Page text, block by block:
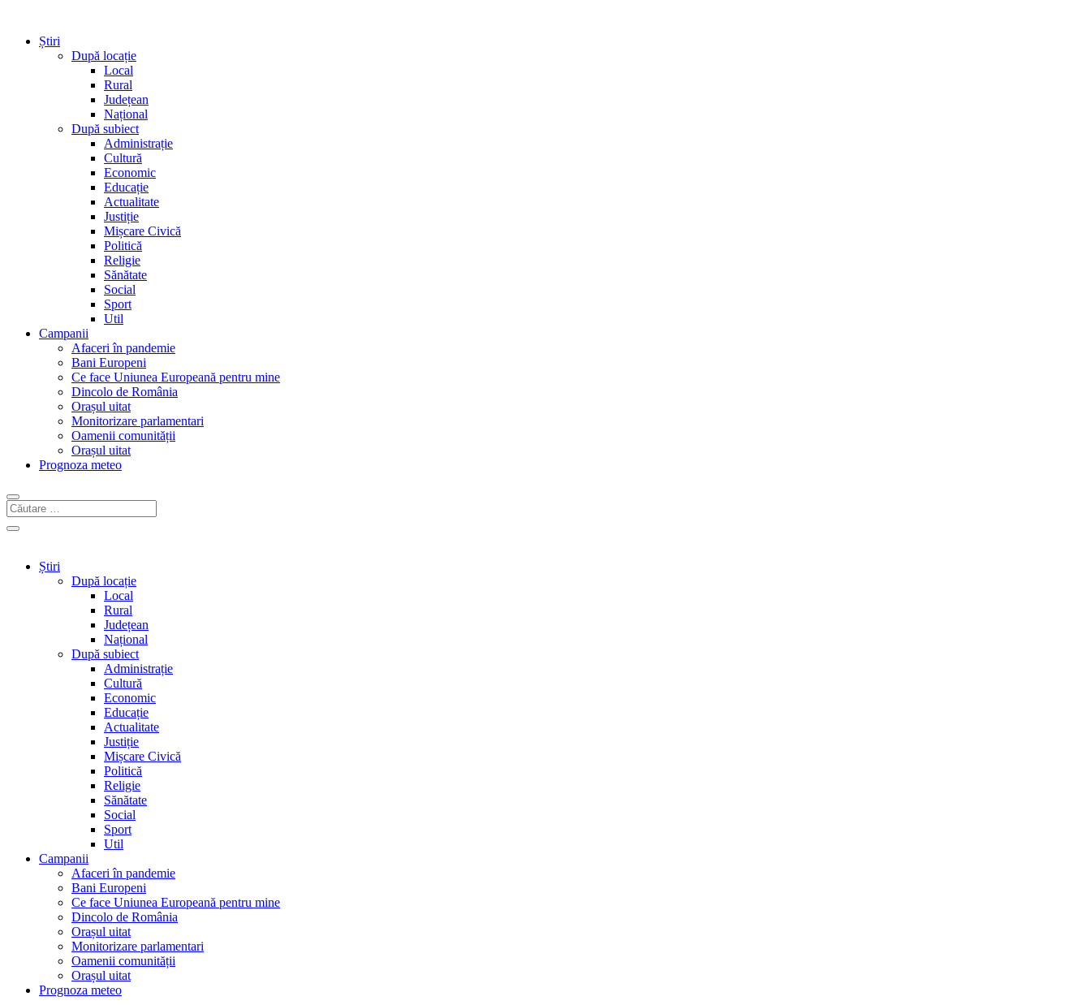
Știri
După locație
Local
Rural
Județean
Național
După subiect
Administrație
Cultură
Economic
Educație
Actualitate
Justiție
Mișcare Civică
Politică
Religie
Sănătate
Social
Sport
Util
Campanii
Afaceri în pandemie
Bani Europeni
Ce face Uniunea Europeană pentru mine
Dincolo de România
Orașul uitat
Monitorizare parlamentari
Oamenii comunității
Orașul uitat
Prognoza meteo
Știri
După locație
Local
Rural
Județean
Național
După subiect
Administrație
Cultură
Economic
Educație
Actualitate
Justiție
Mișcare Civică
Politică
Religie
Sănătate
Social
Sport
Util
Campanii
Afaceri în pandemie
Bani Europeni
Ce face Uniunea Europeană pentru mine
Dincolo de România
Orașul uitat
Monitorizare parlamentari
Oamenii comunității
Orașul uitat
Prognoza meteo